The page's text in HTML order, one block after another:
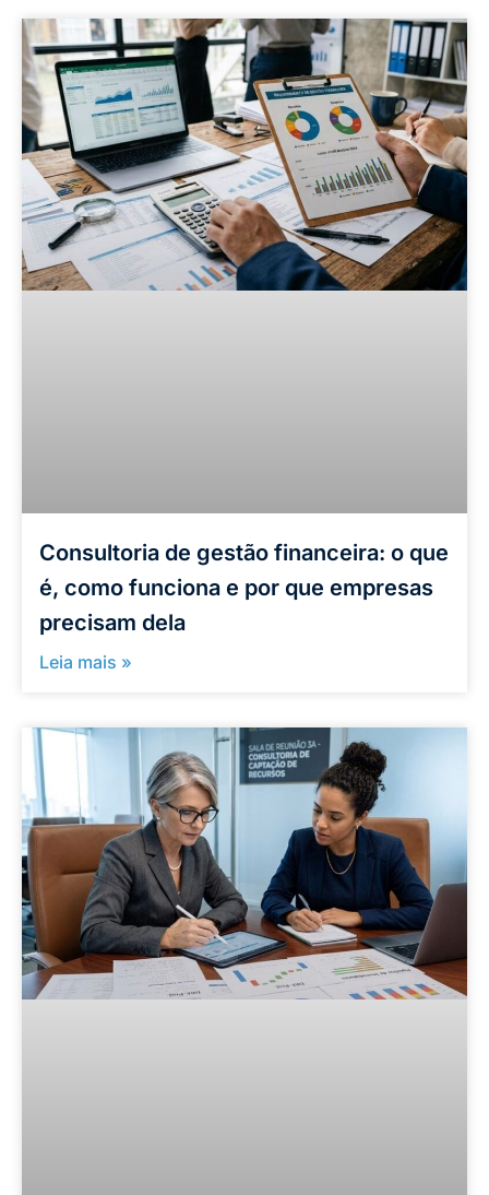
Consultoria de gestão financeira: o que
é, como funciona e por que empresas
precisam dela
Leia mais »